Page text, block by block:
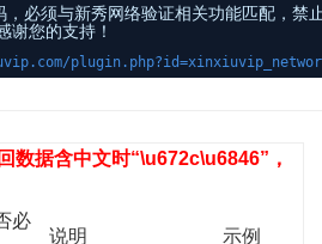
必须与新秀网络验证相关功能匹配，禁
您的支持！
数据含中文时“\u672c\u6846”，
必
说明 示例